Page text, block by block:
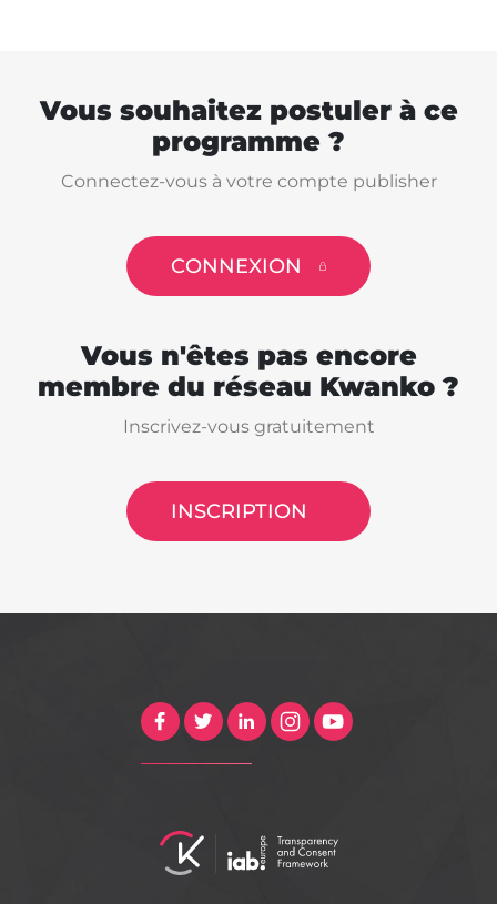
Vous souhaitez postuler à ce
programme ?
Connectez-vous à votre compte publisher
CONNEXION
Vous n'êtes pas encore
membre du réseau Kwanko ?
Inscrivez-vous gratuitement
INSCRIPTION